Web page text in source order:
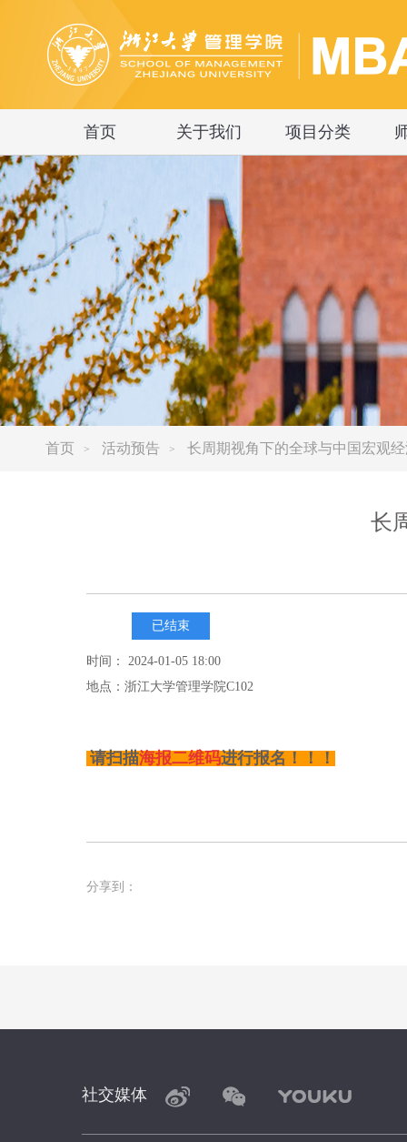
首页 关于我们 项目分类
首页 > 活动预告 > 长周期视角下的全球与中国宏观
长
已结束
时间： 2024-01-05 18:00
地点：浙江大学管理学院C102
请扫描海报二维码进行报名！！！
分享到：
社交媒体